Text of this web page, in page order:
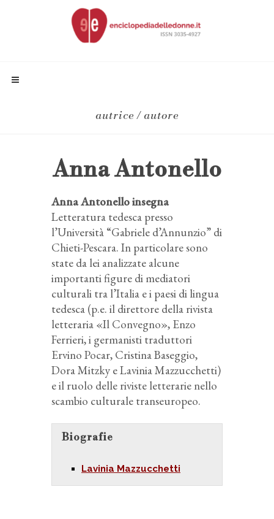
autrice / autore
Anna Antonello
Anna Antonello insegna
Letteratura tedesca presso
l’Università “Gabriele d’Annunzio” di
Chieti-Pescara. In particolare sono
state da lei analizzate alcune
importanti figure di mediatori
culturali tra l’Italia e i paesi di lingua
tedesca (p.e. il direttore della rivista
letteraria «Il Convegno», Enzo
Ferrieri, i germanisti traduttori
Ervino Pocar, Cristina Baseggio,
Dora Mitzky e Lavinia Mazzucchetti)
e il ruolo delle riviste letterarie nello
scambio culturale transeuropeo.
Biografie
Lavinia Mazzucchetti